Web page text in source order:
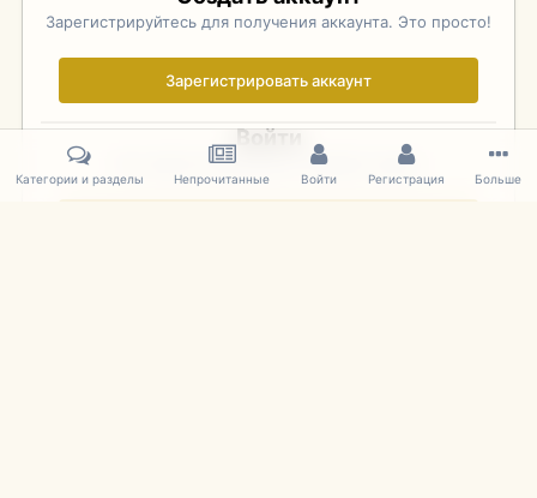
Зарегистрируйтесь для получения аккаунта. Это просто!
Зарегистрировать аккаунт
Войти
Уже зарегистрированы? Войдите здесь.
Категории и разделы Непрочитанные Войти Регистрация Больше